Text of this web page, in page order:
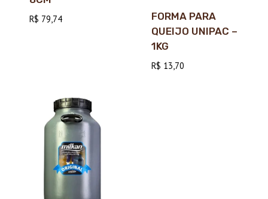
R$ 79,74
FORMA PARA
QUEIJO UNIPAC –
1KG
R$ 13,70